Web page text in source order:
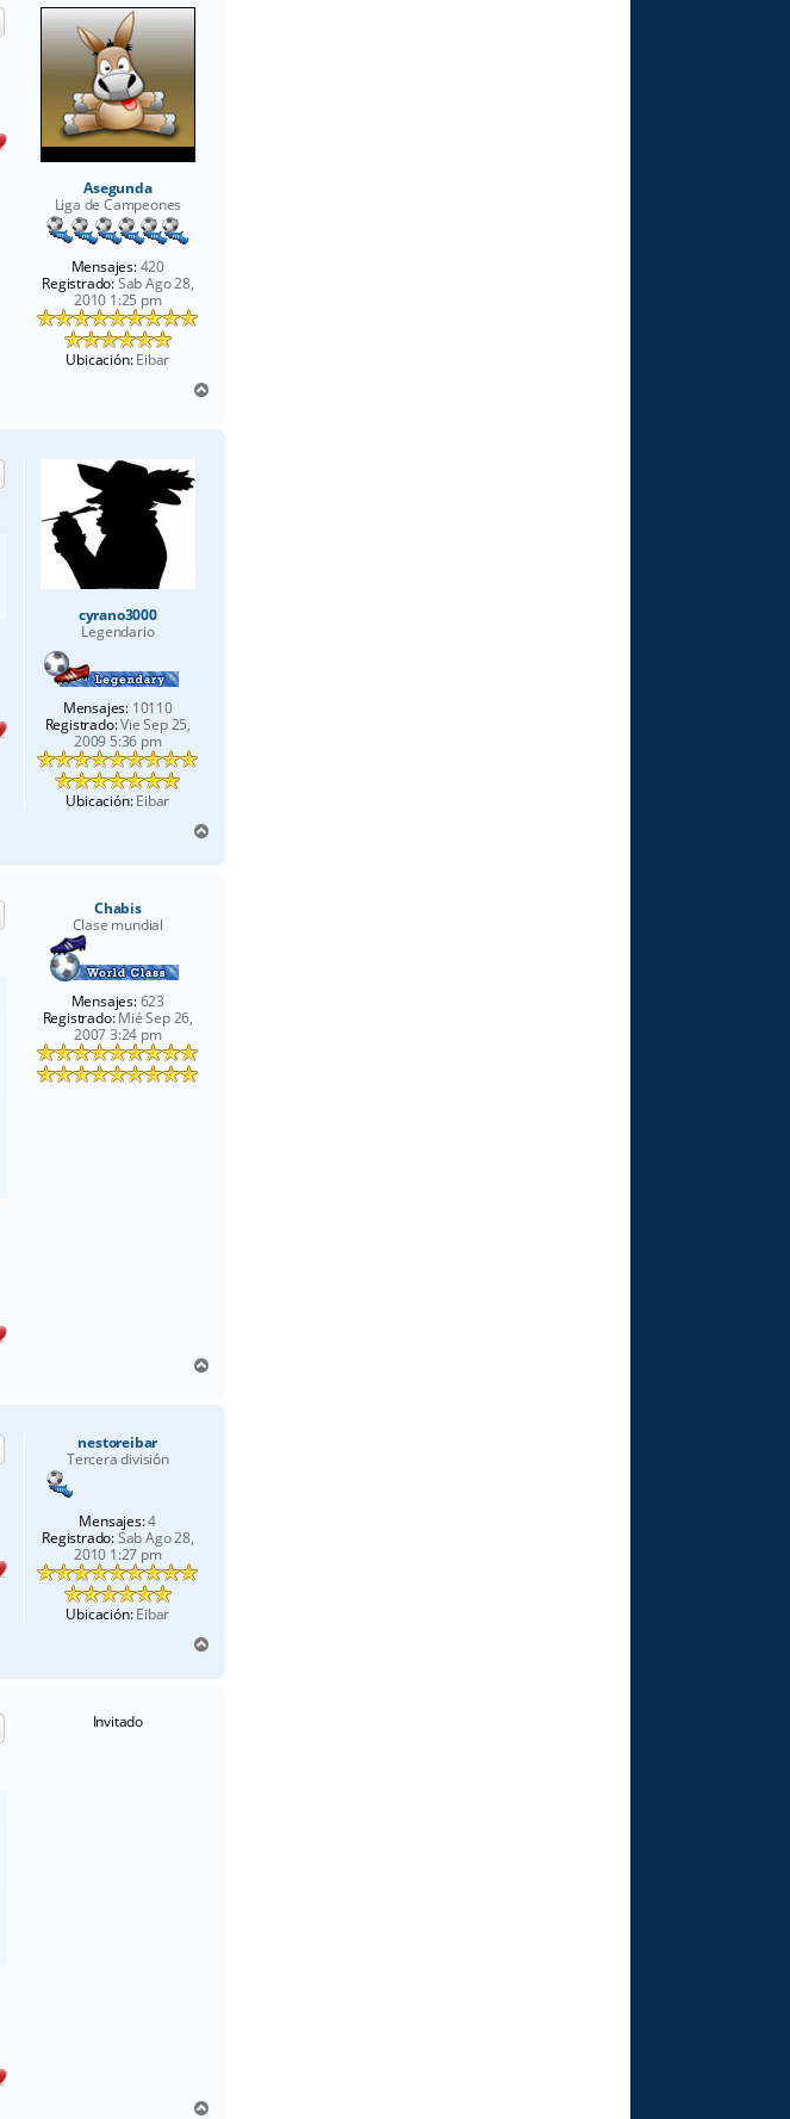
Asegunda
Liga de Campeones
Mensajes:420
Registrado:Sab Ago 28,
2010 1:25 pm
Ubicación:Eibar
r
cyrano3000
Legendario
Mensajes: 10110
Registrado:Vie Sep 25,
2009 5:36 pm
Ubicación:Eibar
r
Chabis
Clase mundial
Mensajes:623
Registrado:Mié Sep 26,
2007 3:24 pm
r
nestoreibar
Tercera división
Mensajes:4
Registrado:Sab Ago 28,
2010 1:27 pm
Ubicación:Eibar
r
Invitado